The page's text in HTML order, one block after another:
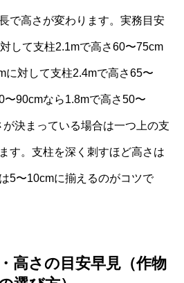
で高さが変わります。実務目安
して支柱2.1mで高さ60〜75cm
に対して支柱2.4mで高さ65〜
90cmなら1.8mで高さ50〜
決まっている場合は一つ上の支
す。支柱を深く刺すほど高さは
5〜10cmに揃えるのがコツで
高さの目安早見（作物